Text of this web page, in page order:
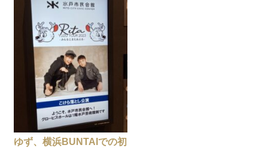
ゆず、横浜BUNTAIでの初